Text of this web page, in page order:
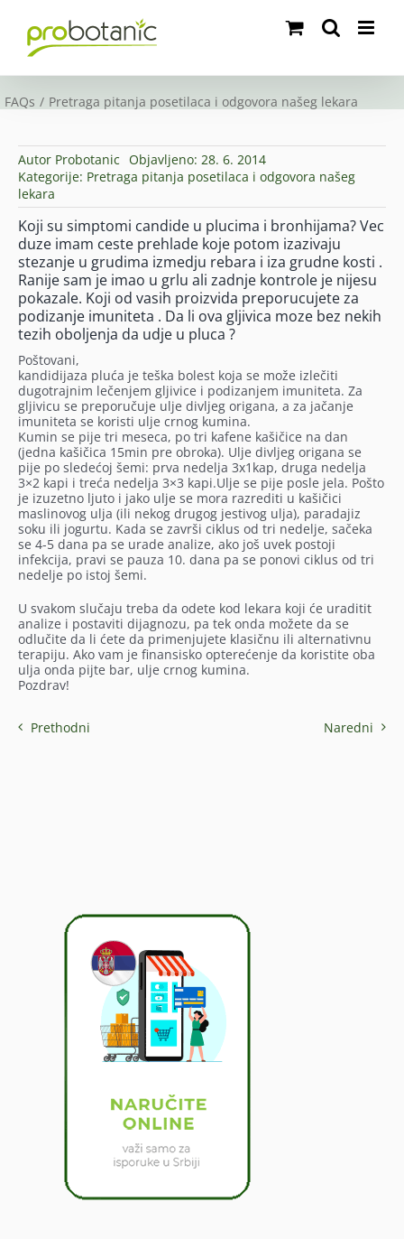
content
FAQs Pretraga pitanja posetilaca i odgovora našeg lekara
Autor Probotanic Objavljeno: 28. 6. 2014
Kategorije: Pretraga pitanja posetilaca i odgovora našeg
lekara
Koji su simptomi candide u plucima i bronhijama? Vec
duze imam ceste prehlade koje potom izazivaju
stezanje u grudima izmedju rebara i iza grudne kosti .
Ranije sam je imao u grlu ali zadnje kontrole je nijesu
pokazale. Koji od vasih proizvida preporucujete za
podizanje imuniteta . Da li ova gljivica moze bez nekih
tezih oboljenja da udje u pluca ?
Poštovani,
kandidijaza pluća je teška bolest koja se može izlečiti
dugotrajnim lečenjem gljivice i podizanjem imuniteta. Za
gljivicu se preporučuje ulje divljeg origana, a za jačanje
imuniteta se koristi ulje crnog kumina.
Kumin se pije tri meseca, po tri kafene kašičice na dan
(jedna kašičica 15min pre obroka). Ulje divljeg origana se
pije po sledećoj šemi: prva nedelja 3x1kap, druga nedelja
3×2 kapi i treća nedelja 3×3 kapi.Ulje se pije posle jela. Pošto
je izuzetno ljuto i jako ulje se mora razrediti u kašičici
maslinovog ulja (ili nekog drugog jestivog ulja), paradajiz
soku ili jogurtu. Kada se završi ciklus od tri nedelje, sačeka
se 4-5 dana pa se urade analize, ako još uvek postoji
infekcija, pravi se pauza 10. dana pa se ponovi ciklus od tri
nedelje po istoj šemi.
U svakom slučaju treba da odete kod lekara koji će uraditit
analize i postaviti dijagnozu, pa tek onda možete da se
odlučite da li ćete da primenjujete klasičnu ili alternativnu
terapiju. Ako vam je finansisko opterećenje da koristite oba
ulja onda pijte bar, ulje crnog kumina.
Pozdrav!
Prethodni Naredni